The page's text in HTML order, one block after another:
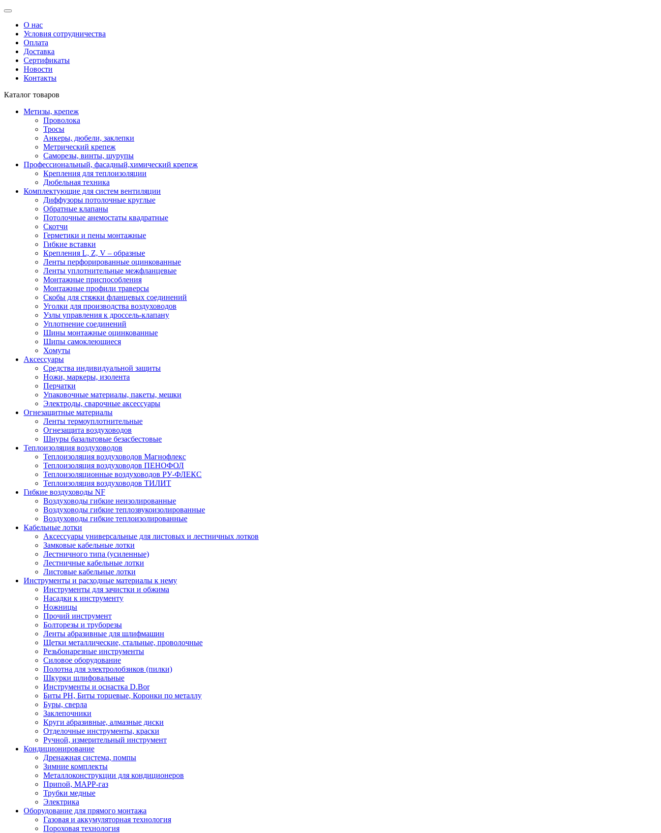
О нас
Условия сотрудничества
Оплата
Доставка
Сертификаты
Новости
Контакты
Каталог товаров
Метизы, крепеж
Проволока
Тросы
Анкеры, дюбели, заклепки
Метрический крепеж
Саморезы, винты, шурупы
Профессиональный, фасадный,химический крепеж
Крепления для теплоизоляции
Дюбельная техника
Комплектующие для систем вентиляции
Диффузоры потолочные круглые
Обратные клапаны
Потолочные анемостаты квадратные
Скотчи
Герметики и пены монтажные
Гибкие вставки
Крепления L, Z, V – образные
Ленты перфорированные оцинкованные
Ленты уплотнительные межфланцевые
Монтажные приспособления
Монтажные профили траверсы
Скобы для стяжки фланцевых соединений
Уголки для производства воздуховодов
Узлы управления к дроссель-клапану
Уплотнение соединений
Шины монтажные оцинкованные
Шипы самоклеющиеся
Хомуты
Аксессуары
Средства индивидуальной защиты
Ножи, маркеры, изолента
Перчатки
Упаковочные материалы, пакеты, мешки
Электроды, сварочные аксессуары
Огнезащитные материалы
Ленты термоуплотнительные
Огнезащита воздуховодов
Шнуры базальтовые безасбестовые
Теплоизоляция воздуховодов
Теплоизоляция воздуховодов Магнофлекс
Теплоизоляция воздуховодов ПЕНОФОЛ
Теплоизоляционные воздуховодов РУ-ФЛЕКС
Теплоизоляция воздуховодов ТИЛИТ
Гибкие воздуховоды NF
Воздуховоды гибкие неизолированные
Воздуховоды гибкие теплозвукоизолированные
Воздуховоды гибкие теплоизолированные
Кабельные лотки
Аксессуары универсальные для листовых и лестничных лотков
Замковые кабельные лотки
Лестничного типа (усиленные)
Лестничные кабельные лотки
Листовые кабельные лотки
Инструменты и расходные материалы к нему
Инструменты для зачистки и обжима
Насадки к инструменту
Ножницы
Прочий инструмент
Болторезы и труборезы
Ленты абразивные для шлифмашин
Щетки металлические, стальные, проволочные
Резьбонарезные инструменты
Силовое оборудование
Полотна для электролобзиков (пилки)
Шкурки шлифовальные
Инструменты и оснастка D.Bor
Биты PH, Биты торцевые, Коронки по металлу
Буры, сверла
Заклепочники
Круги абразивные, алмазные диски
Отделочные инструменты, краски
Ручной, измерительный инструмент
Кондиционирование
Дренажная система, помпы
Зимние комплекты
Металлоконструкции для кондиционеров
Припой, МАРР-газ
Трубки медные
Электрика
Оборудование для прямого монтажа
Газовая и аккумуляторная технология
Пороховая технология